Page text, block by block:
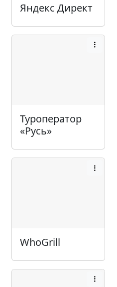
Яндекс Директ
Туроператор
«Русь»
WhoGrill